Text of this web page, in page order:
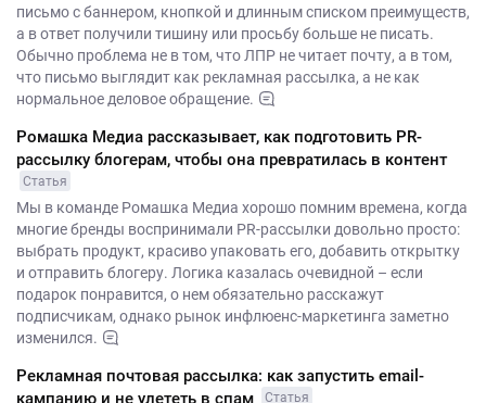
письмо с баннером, кнопкой и длинным списком преимуществ,
а в ответ получили тишину или просьбу больше не писать.
Обычно проблема не в том, что ЛПР не читает почту, а в том,
что письмо выглядит как рекламная рассылка, а не как
нормальное деловое обращение.
Ромашка Медиа рассказывает, как подготовить PR-
рассылку блогерам, чтобы она превратилась в контент
Статья
Мы в команде Ромашка Медиа хорошо помним времена, когда
многие бренды воспринимали PR-рассылки довольно просто:
выбрать продукт, красиво упаковать его, добавить открытку
и отправить блогеру. Логика казалась очевидной – если
подарок понравится, о нем обязательно расскажут
подписчикам, однако рынок инфлюенс-маркетинга заметно
изменился.
Рекламная почтовая рассылка: как запустить email-
кампанию и не улететь в спам
Статья